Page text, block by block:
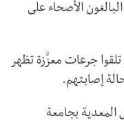
الأصحاء على
جرعات معزَّزة تظهر
إصابتهم.
المعدية بجامعة